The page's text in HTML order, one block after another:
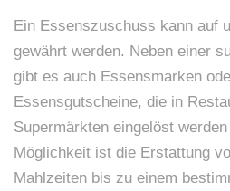
Ein Essenszuschuss kann auf
gewährt werden. Neben einer
gibt es auch Essensmarken
Essensgutscheine, die in
Supermärkten eingelöst
Möglichkeit ist die Erstattung
Mahlzeiten bis zu einem